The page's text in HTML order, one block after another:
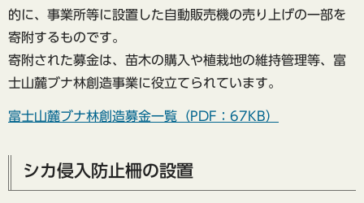
的に、事業所等に設置した自動販売機の売り上げの一部を
寄附するものです。
寄附された募金は、苗木の購入や植栽地の維持管理等、富
士山麓ブナ林創造事業に役立てられています。
富士山麓ブナ林創造募金一覧（PDF：67KB）
シカ侵入防止柵の設置